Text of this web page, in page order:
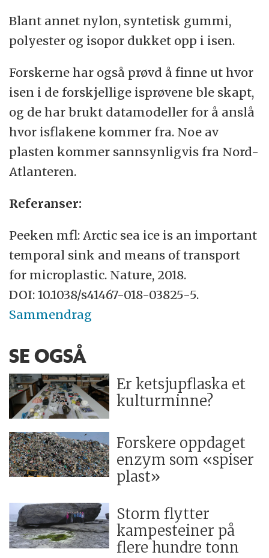
Blant annet nylon, syntetisk gummi,
polyester og isopor dukket opp i isen.
Forskerne har også prøvd å finne ut hvor
isen i de forskjellige isprøvene ble skapt,
og de har brukt datamodeller for å anslå
hvor isflakene kommer fra. Noe av
plasten kommer sannsynligvis fra Nord-
Atlanteren.
Referanser:
Peeken mfl: Arctic sea ice is an important
temporal sink and means of transport
for microplastic. Nature, 2018.
DOI: 10.1038/s41467-018-03825-5.
Sammendrag
SE OGSÅ
Er ketsjupflaska et
kulturminne?
Forskere oppdaget
enzym som «spiser
plast»
Storm flytter
kampesteiner på
flere hundre tonn